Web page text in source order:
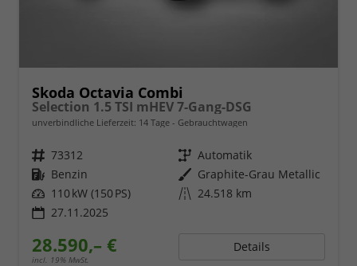
Skoda Octavia Combi
Selection 1.5 TSI mHEV 7-Gang-DSG
unverbindliche Lieferzeit: 14 Tage Gebrauchtwagen
Fahrzeugnr. 73312 Getriebe Automatik
Kraftstoff Benzin Außenfarbe Graphite-Grau Metallic
Leistung 110 kW (150 PS) Kilometerstand 24.518 km
27.11.2025
28.590,– €
incl. 19% MwSt.
Details